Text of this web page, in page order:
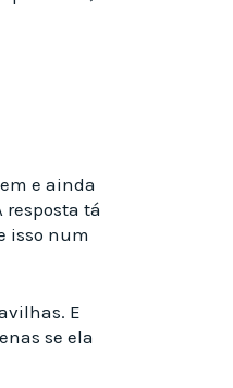
e ainda
tá
isso num
E
se ela